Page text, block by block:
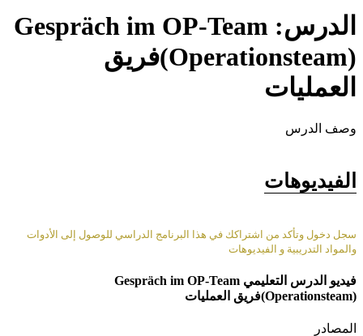
الدرس: Gespräch im OP-Team
(Operationsteam)فريق
العمليات
وصف الدرس
الفيديوهات
سجل دخول وتأكد من اشتراكك في هذا البرنامج الدراسي للوصول إلى الأدوات
والمواد التدريبية و الفيديوهات
فيديو الدرس التعليمي Gespräch im OP-Team
(Operationsteam)فريق العمليات
المصادر